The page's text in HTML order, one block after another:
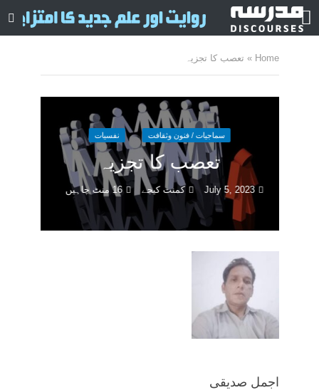
Home
» تعصب کا تجزیہ
سماجیات / فنون وثقافت نفسیات
تعصب کا تجزیہ
July 5, 2023 کمنت کیجے 16 منٹ چاہیں
اجمل صدیقی